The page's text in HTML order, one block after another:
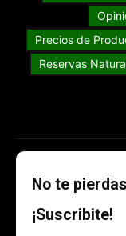
Precios de
Reservas
No te
¡Suscribite!